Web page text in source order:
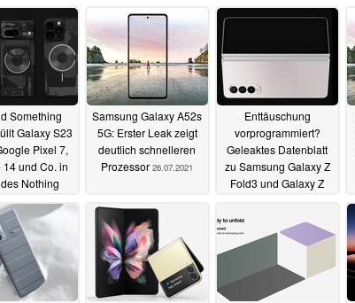
Something
Galaxy S23
Pixel 7,
und Co. in
Nothing
17.07.2023
Samsung Galaxy A52s
5G: Erster Leak zeigt
deutlich schnelleren
Prozessor 26.07.2021
Enttäuschung
vorprogrammiert?
Geleaktes Datenblatt
zu Samsung Galaxy Z
Fold3 und Galaxy Z
Überraschung